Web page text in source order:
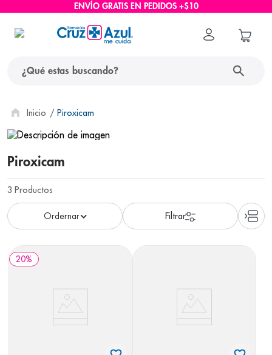
ENVÍO GRATIS EN PEDIDOS +$10
Piroxicam
Piroxicam
3 Productos
20%
términos más buscados
1. protector solar
2. pañales
3. eucerin
4. cerave
nivea
6. bioderma
7.
pediasure
panolini